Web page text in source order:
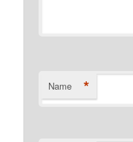
Name *